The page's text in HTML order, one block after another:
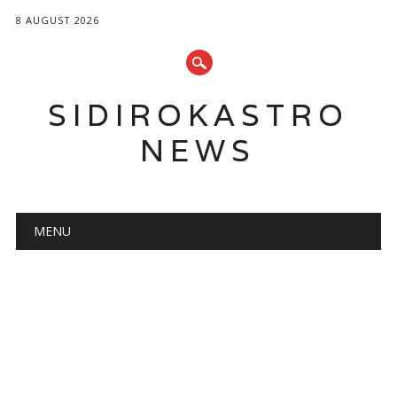
8 AUGUST 2026
SIDIROKASTRO
NEWS
Main menu
MENU